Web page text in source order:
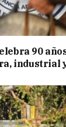
90
industrial